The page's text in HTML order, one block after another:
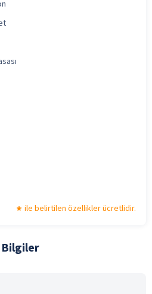
ile belirtilen özellikler ücretlidir.
Bilgiler